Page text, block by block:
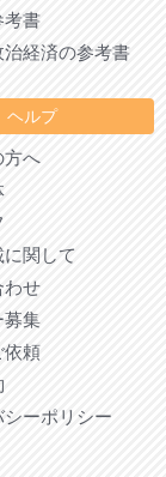
考書
経済の参考書
ヘルプ
方へ
関して
わせ
募集
依頼
シーポリシー